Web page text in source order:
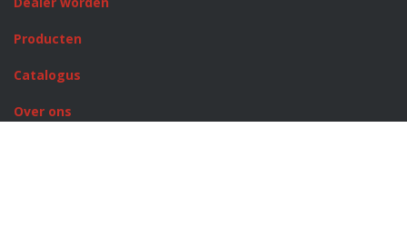
Producten
Catalogus
Over ons